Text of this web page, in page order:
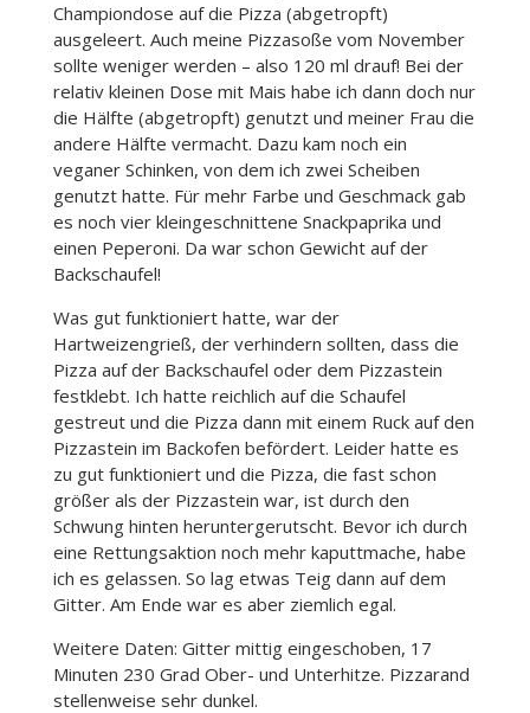
Championdose auf die Pizza (abgetropft)
ausgeleert. Auch meine Pizzasoße vom November
sollte weniger werden – also 120 ml drauf! Bei der
relativ kleinen Dose mit Mais habe ich dann doch nur
die Hälfte (abgetropft) genutzt und meiner Frau die
andere Hälfte vermacht. Dazu kam noch ein
veganer Schinken, von dem ich zwei Scheiben
genutzt hatte. Für mehr Farbe und Geschmack gab
es noch vier kleingeschnittene Snackpaprika und
einen Peperoni. Da war schon Gewicht auf der
Backschaufel!
Was gut funktioniert hatte, war der
Hartweizengrieß, der verhindern sollten, dass die
Pizza auf der Backschaufel oder dem Pizzastein
festklebt. Ich hatte reichlich auf die Schaufel
gestreut und die Pizza dann mit einem Ruck auf den
Pizzastein im Backofen befördert. Leider hatte es
zu gut funktioniert und die Pizza, die fast schon
größer als der Pizzastein war, ist durch den
Schwung hinten heruntergerutscht. Bevor ich durch
eine Rettungsaktion noch mehr kaputtmache, habe
ich es gelassen. So lag etwas Teig dann auf dem
Gitter. Am Ende war es aber ziemlich egal.
Weitere Daten: Gitter mittig eingeschoben, 17
Minuten 230 Grad Ober- und Unterhitze. Pizzarand
stellenweise sehr dunkel.